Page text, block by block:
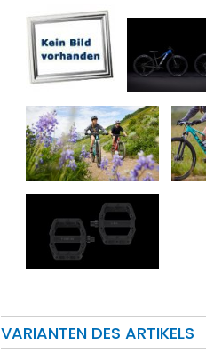
VARIANTEN DES ARTIKELS